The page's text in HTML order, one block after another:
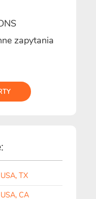
zapytania
TX
CA